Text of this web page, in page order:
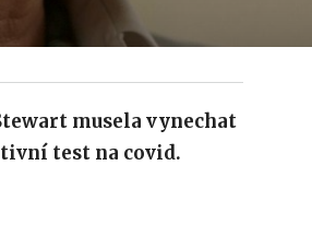
musela vynechat
test na covid.